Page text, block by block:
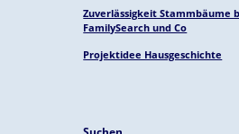
Zuverlässigkeit Stammbäume
FamilySearch und Co
Projektidee Hausgeschichte